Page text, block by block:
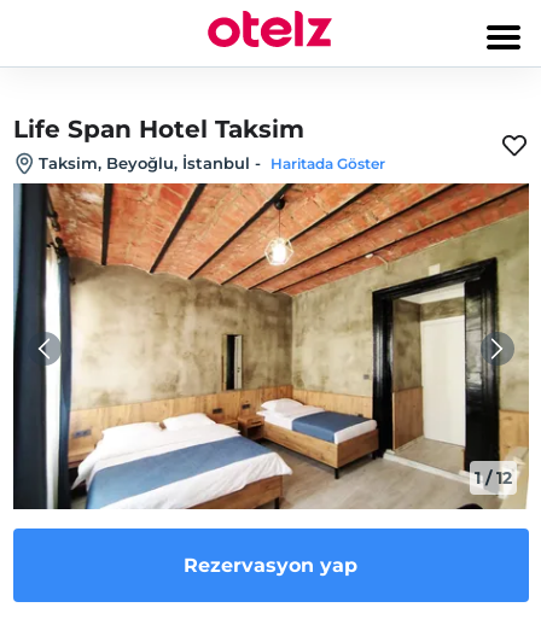
Life Span Hotel Taksim
Taksim, Beyoğlu, İstanbul - Haritada Göster
1/12
Rezervasyon yap